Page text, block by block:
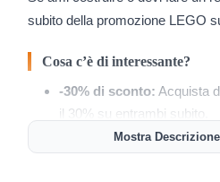
subito della promozione LEGO
Cosa c’è di interessante?
-30% di sconto: Acquista
il 30% su entrambi subito.
Disponibilità immediata:
Mostra